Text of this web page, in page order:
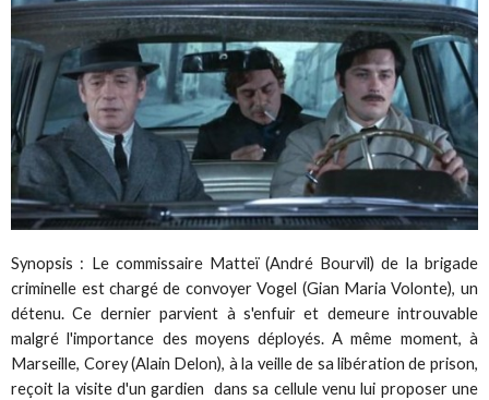
Synopsis : Le commissaire Matteï (André Bourvil) de la brigade
criminelle est chargé de convoyer Vogel (Gian Maria Volonte), un
détenu. Ce dernier parvient à s'enfuir et demeure introuvable
malgré l'importance des moyens déployés. A même moment, à
Marseille, Corey (Alain Delon), à la veille de sa libération de prison,
reçoit la visite d'un gardien dans sa cellule venu lui proposer une